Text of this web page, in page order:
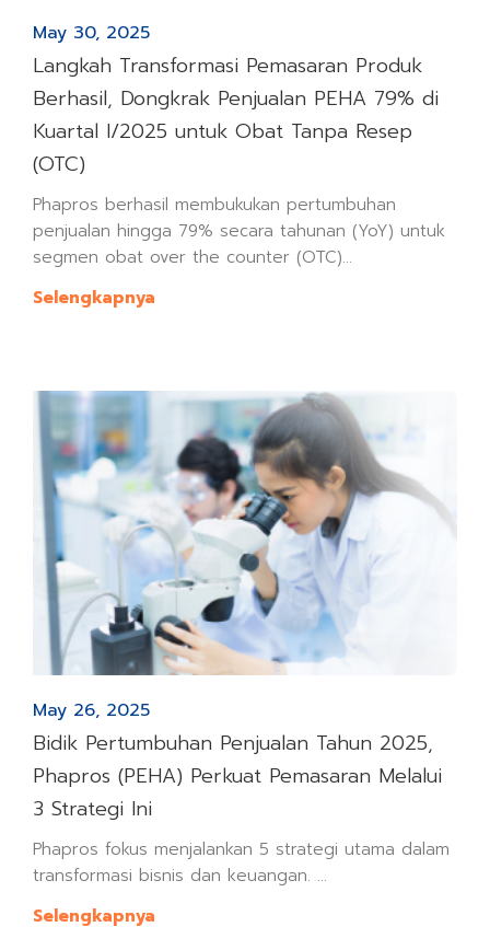
May 30, 2025
Langkah Transformasi Pemasaran Produk
Berhasil, Dongkrak Penjualan PEHA 79% di
Kuartal I/2025 untuk Obat Tanpa Resep
(OTC)
Phapros berhasil membukukan pertumbuhan
penjualan hingga 79% secara tahunan (YoY) untuk
segmen obat over the counter (OTC)...
Selengkapnya
May 26, 2025
Bidik Pertumbuhan Penjualan Tahun 2025,
Phapros (PEHA) Perkuat Pemasaran Melalui
3 Strategi Ini
Phapros fokus menjalankan 5 strategi utama dalam
transformasi bisnis dan keuangan. ...
Selengkapnya